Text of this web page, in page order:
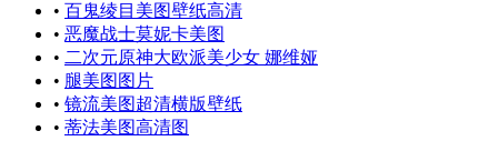
• 百鬼绫目美图壁纸高清
• 恶魔战士莫妮卡美图
• 二次元原神大欧派美少女 娜维娅
• 腿美图图片
• 镜流美图超清横版壁纸
• 蒂法美图高清图